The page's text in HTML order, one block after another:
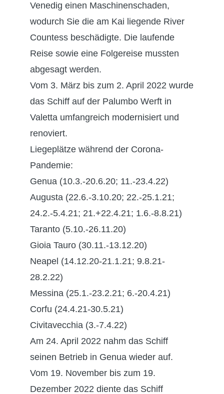
Venedig einen Maschinenschaden,
wodurch Sie die am Kai liegende River
Countess beschädigte. Die laufende
Reise sowie eine Folgereise mussten
abgesagt werden.
Vom 3. März bis zum 2. April 2022 wurde
das Schiff auf der Palumbo Werft in
Valetta umfangreich modernisiert und
renoviert.
Liegeplätze während der Corona-
Pandemie:
Genua (10.3.-20.6.20; 11.-23.4.22)
Augusta (22.6.-3.10.20; 22.-25.1.21;
24.2.-5.4.21; 21.+22.4.21; 1.6.-8.8.21)
Taranto (5.10.-26.11.20)
Gioia Tauro (30.11.-13.12.20)
Neapel (14.12.20-21.1.21; 9.8.21-
28.2.22)
Messina (25.1.-23.2.21; 6.-20.4.21)
Corfu (24.4.21-30.5.21)
Civitavecchia (3.-7.4.22)
Am 24. April 2022 nahm das Schiff
seinen Betrieb in Genua wieder auf.
Vom 19. November bis zum 19.
Dezember 2022 diente das Schiff